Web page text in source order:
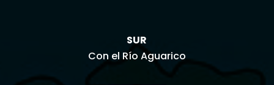
SUR
Con el Río Aguarico